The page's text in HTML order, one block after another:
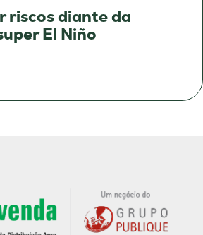
riscos diante da
El Niño